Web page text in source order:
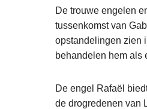
De trouwe engelen
tussenkomst van
opstandelingen zien
behandelen hem als
De engel Rafaël
de drogredenen van